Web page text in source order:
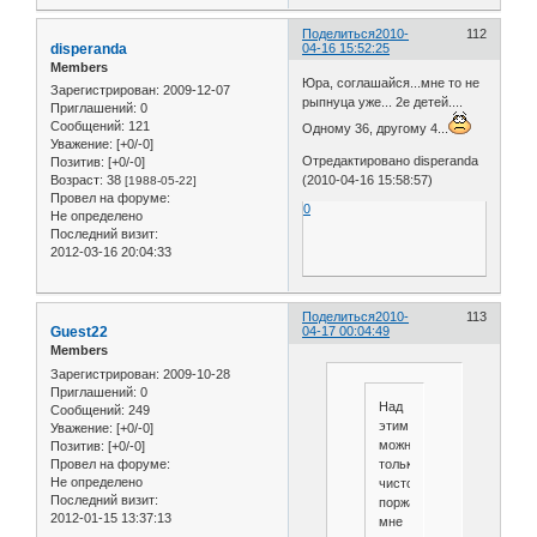
Поделиться 112
2010-
04-16 15:52:25
disperanda
Members
Зарегистрирован: 2009-12-07
Приглашений: 0
Сообщений: 121
Уважение: [+0/-0]
Позитив: [+0/-0]
Возраст: 38 [1988-05-22]
Провел на форуме:
Не определено
Последний визит:
2012-03-16 20:04:33
Юра, соглашайся...мне то не
рыпнуца уже... 2е детей....
Одному 36, другому 4...
Отредактировано disperanda
(2010-04-16 15:58:57)
0
Поделиться 113
2010-
04-17 00:04:49
Guest22
Members
Зарегистрирован: 2009-10-28
Приглашений: 0
Сообщений: 249
Уважение: [+0/-0]
Позитив: [+0/-0]
Провел на форуме:
Не определено
Последний визит:
2012-01-15 13:37:13
Над
этим
можно
только
чисто
поржать....а
мне